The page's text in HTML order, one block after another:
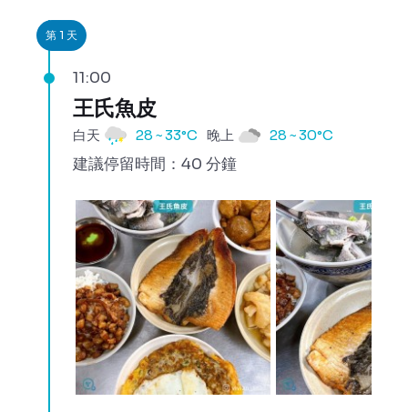
第 1 天
11:00
王氏魚皮
白天 28 ~ 33°C 晚上 28 ~ 30°C
建議停留時間：40 分鐘